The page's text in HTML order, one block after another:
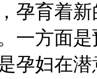
孕育着
一方面
孕妇在